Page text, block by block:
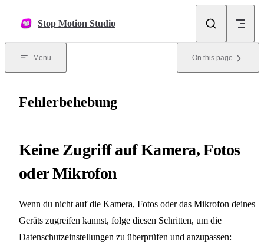
Stop Motion Studio
Menu On this page
Fehlerbehebung
Keine Zugriff auf Kamera, Fotos
oder Mikrofon
Wenn du nicht auf die Kamera, Fotos oder das Mikrofon deines
Geräts zugreifen kannst, folge diesen Schritten, um die
Datenschutzeinstellungen zu überprüfen und anzupassen: